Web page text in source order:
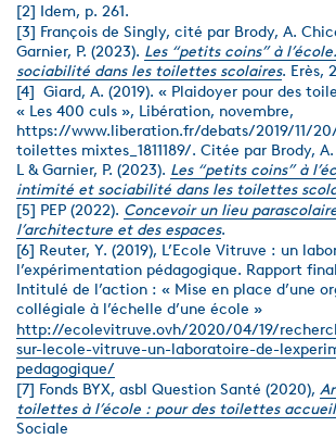
[2] Idem, p. 261.
[3] François de Singly, cité par Brody, A.
Garnier, P. (2023). Les “petits coins” à
sociabilité dans les toilettes scolaires. Erès,
[4] Giard, A. (2019). « Plaidoyer pour des
« Les 400 culs », Libération, novembre,
https://www.liberation.fr/debats/2019/11/
toilettes mixtes_1811189/. Citée par Brody,
L & Garnier, P. (2023). Les “petits coins” à
intimité et sociabilité dans les toilettes
[5] PEP (2022). Concevoir un lieu
l’architecture et des espaces.
[6] Reuter, Y. (2019), L’Ecole Vitruve : un
l’expérimentation pédagogique. Rapport
Intitulé de l’action : « Mise en place d’une
collégiale à l’échelle d’une école »
http://ecolevitruve.ovh/2020/04/19/
sur-lecole-vitruve-un-laboratoire-de-
pedagogique/
[7] Fonds BYX, asbl Question Santé (2020),
toilettes à l’école : pour des toilettes
Sociale